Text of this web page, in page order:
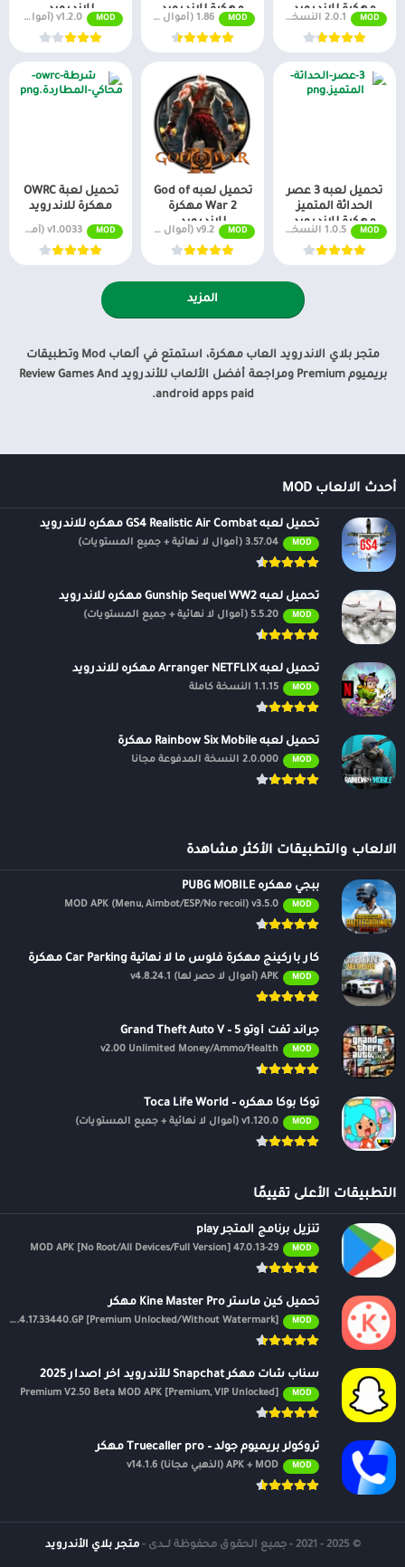
مهكرة للاندرويد
MOD 2.0.1 النسخة المدفوعة مجاناً
مهكرة للاندرويد
MOD 1.86 (أموال لا نهائية + جميع المستويات)
للاندرويد
MOD v1.2.0 (أموال لا نهائية + جميع المستويات)
تحميل لعبه 3 عصر
الحداثة المتميز
مهكرة للاندرويد
MOD 1.0.5 النسخة مدفوعة
تحميل لعبه God of
War 2 مهكرة
للاندرويد
MOD v9.2 (أموال لا نهائية + جميع المستويات)
تحميل لعبة OWRC
مهكرة للاندرويد
MOD v1.0033 (أموال لا نهائية + جميع المستويات)
المزيد
متجر بلاي الاندرويد العاب مهكرة، استمتع في ألعاب Mod وتطبيقات
بريميوم Premium ومراجعة أفضل الألعاب للأندرويد Review Games And
android apps paid.
أحدث الالعاب MOD
تحميل لعبه GS4 Realistic Air Combat مهكره للاندرويد
MOD 3.57.04 (أموال لا نهائية + جميع المستويات)
تحميل لعبه Gunship Sequel WW2 مهكره للاندرويد
MOD 5.5.20 (أموال لا نهائية + جميع المستويات)
تحميل لعبه Arranger NETFLIX مهكره للاندرويد
MOD 1.1.15 النسخة كاملة
تحميل لعبه Rainbow Six Mobile مهكرة
MOD 2.0.000 النسخة المدفوعة مجانًا
الالعاب والتطبيقات الأكثر مشاهدة
ببجي مهكره PUBG MOBILE
MOD
MOD APK (Menu, Aimbot/ESP/No recoil) v3.5.0
كار باركينج مهكرة فلوس ما لا نهائية Car Parking مهكرة
MOD APK (أموال لا حصر لها) v4.8.24.1
جراند ثفت أوتو 5 – Grand Theft Auto V
MOD
v2.00 Unlimited Money/Ammo/Health
توكا بوكا مهكره – Toca Life World
MOD v1.120.0 (أموال لا نهائية + جميع المستويات)
التطبيقات الأعلى تقييمًا
تنزيل برنامج المتجر play
MOD
47.0.13-29 MOD APK [No Root/All Devices/Full Version]
تحميل كين ماستر Kine Master Pro مهكر
MOD
APK v7.4.17.33440.GP [Premium Unlocked/Without Watermark]
سناب شات مهكر Snapchat للأندرويد اخر اصدار 2025
MOD
Premium V2.50 Beta MOD APK [Premium, VIP Unlocked]
تروكولر بريميوم جولد – Truecaller pro مهكر
MOD APK + MOD (الذهبي مجانًا) v14.1.6
© 2025 - 2021 - جميع الحقوق محفوظة لــدى - متجر بلاي الأندرويد